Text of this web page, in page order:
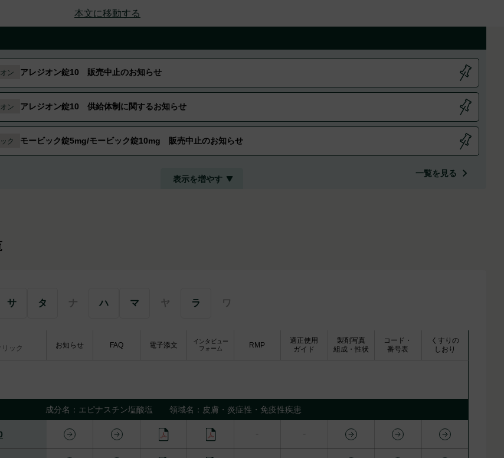
本文に移動する
ン アレジオン錠10 販売中止のお知らせ
ン アレジオン錠10 供給体制に関するお知らせ
ク モービック錠5mg/モービック錠10mg 販売中止のお知らせ
表示を増やす
一覧を見る
サ タ ナ ハ マ ヤ ラ ワ
ック
お知らせ FAQ 電子添文
インタビュー
フォーム
RMP
適正使用
ガイド
製剤写真
組成・性状
コード・
番号表
くすりの
しおり
成分名：エピナスチン塩酸塩 領域名：皮膚・炎症性・免疫性疾患